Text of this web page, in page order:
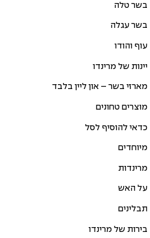
בשר טלה
בשר עגלה
עוף והודו
יינות של מרינדו
מארזי בשר – און ליין בלבד
מוצרים טחונים
כדאי להוסיף לסל
מיוחדים
מרינדות
על האש
תבלינים
בירות של מרינדו